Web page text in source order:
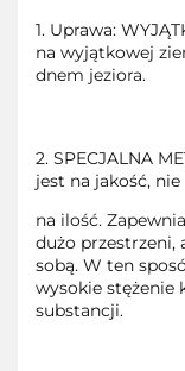
1. Uprawa:
na wyjątkowej
dnem jeziora.
2. SPECJALNA
jest na jakość, nie
na ilość.
dużo przestrzeni,
sobą. W ten
wysokie stężenie
substancji.